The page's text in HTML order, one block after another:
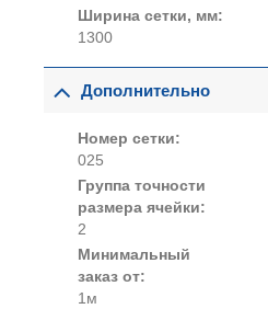
Ширина сетки, мм:
1300
Дополнительно
Номер сетки:
025
Группа точности
размера ячейки:
2
Минимальный
заказ от:
1м